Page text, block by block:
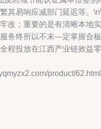
其易响应减部门延迟等。
改；重要的是有清晰本地实
务终所以不末—定掌握合板
程投放在江西产业链效益零
product/62.html